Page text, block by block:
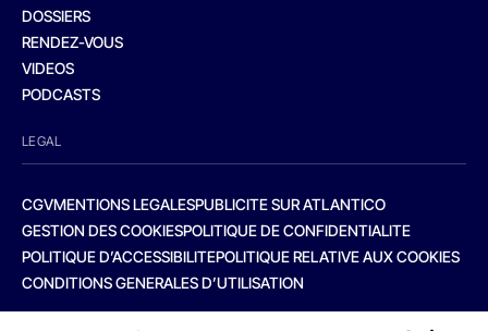
DOSSIERS
RENDEZ-VOUS
VIDEOS
PODCASTS
LEGAL
CGVMENTIONS LEGALESPUBLICITE SUR ATLANTICO
GESTION DES COOKIESPOLITIQUE DE CONFIDENTIALITE
POLITIQUE D’ACCESSIBILITEPOLITIQUE RELATIVE AUX COOKIES
CONDITIONS GENERALES D’UTILISATION